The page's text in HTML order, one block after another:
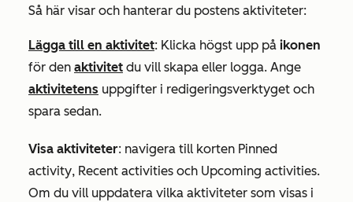
Så här visar och hanterar du postens aktiviteter:
Lägga till en aktivitet: Klicka högst upp på ikonen
för den aktivitet du vill skapa eller logga. Ange
aktivitetens uppgifter i redigeringsverktyget och
spara sedan.
Visa aktiviteter: navigera till korten Pinned
activity, Recent activities och Upcoming activities.
Om du vill uppdatera vilka aktiviteter som visas i